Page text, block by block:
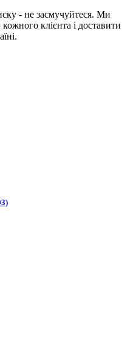
- не засмучуйтеся. Ми
кожного клієнта і доставити